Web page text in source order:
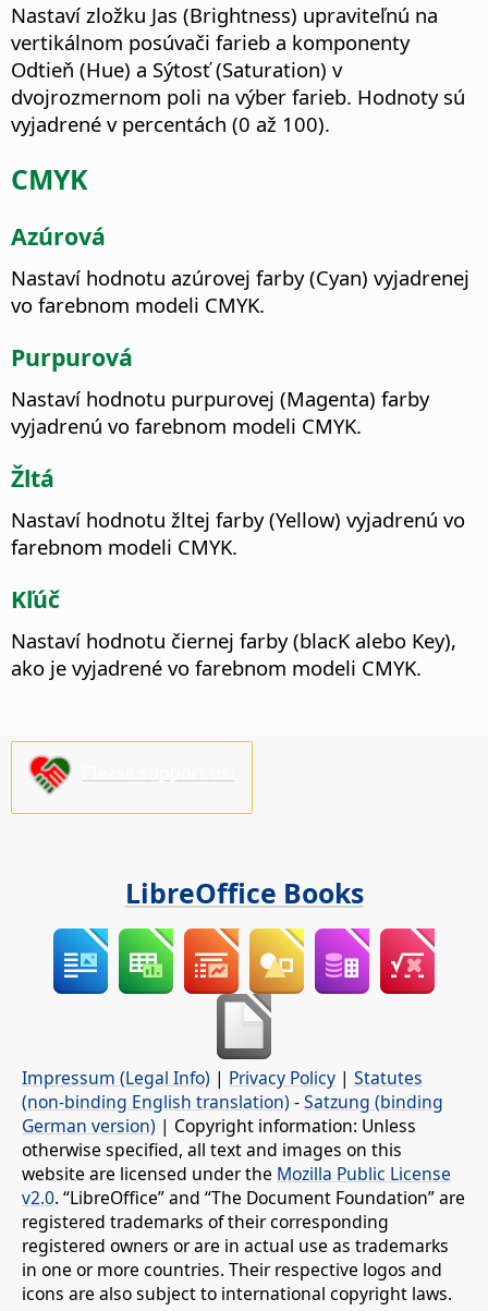
Nastaví zložku Jas (Brightness) upraviteľnú na
vertikálnom posúvači farieb a komponenty
Odtieň (Hue) a Sýtosť (Saturation) v
dvojrozmernom poli na výber farieb. Hodnoty sú
vyjadrené v percentách (0 až 100).
CMYK
Azúrová
Nastaví hodnotu azúrovej farby (Cyan) vyjadrenej
vo farebnom modeli CMYK.
Purpurová
Nastaví hodnotu purpurovej (Magenta) farby
vyjadrenú vo farebnom modeli CMYK.
Žltá
Nastaví hodnotu žltej farby (Yellow) vyjadrenú vo
farebnom modeli CMYK.
Kľúč
Nastaví hodnotu čiernej farby (blacK alebo Key),
ako je vyjadrené vo farebnom modeli CMYK.
LibreOffice Books
Impressum (Legal Info) | Privacy Policy | Statutes
(non-binding English translation) -Satzung (binding
German version) | Copyright information: Unless
otherwise specified, all text and images on this
website are licensed under the Mozilla Public License
v2.0. “LibreOffice” and “The Document Foundation” are
registered trademarks of their corresponding
registered owners or are in actual use as trademarks
in one or more countries. Their respective logos and
icons are also subject to international copyright laws.